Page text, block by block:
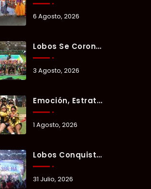
6 Agosto, 2026
Lobos Se Corona Campeón Del Verano Xul-Há 2026 Tras Tres Días De Intensa Competencia.
3 Agosto, 2026
Emoción, Estrategia Y Trabajo En Equipo Marcan El Segundo Día Del Verano Xul-Há 2026.
1 Agosto, 2026
Lobos Conquista La Primera Competencia Del Verano Xul-Há 2026 En Una Noche Llena De Talento Y Energía.
31 Julio, 2026